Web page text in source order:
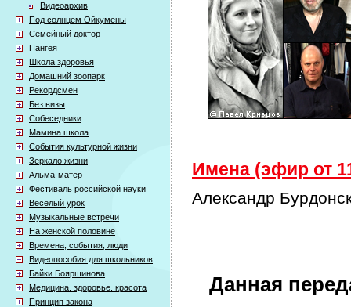
Видеоархив
Под солнцем Ойкумены
Семейный доктор
Пангея
Школа здоровья
Домашний зоопарк
Рекордсмен
Без визы
Собеседники
Мамина школа
События культурной жизни
Зеркало жизни
Альма-матер
Фестиваль российской науки
Веселый урок
Музыкальные встречи
На женской половине
Времена, события, люди
Видеопособия для школьников
Байки Бояршинова
Медицина. здоровье. красота
Принцип закона
Имена (эфир от
Александр
Данная